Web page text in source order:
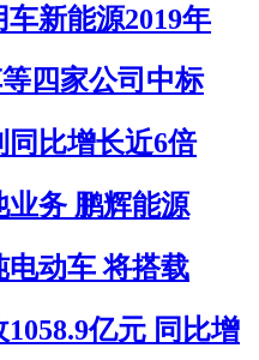
新能源2019年
四家公司中标
比增长近6倍
务 鹏辉能源
动车 将搭载
1058.9亿元 同比增